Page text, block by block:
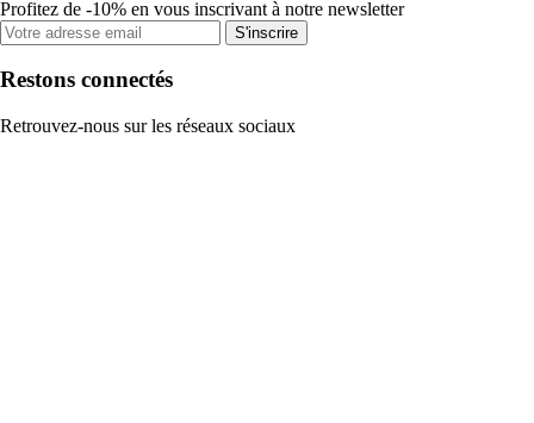
Profitez de -10% en vous inscrivant à notre newsletter
S'inscrire
Restons connectés
Retrouvez-nous sur les réseaux sociaux